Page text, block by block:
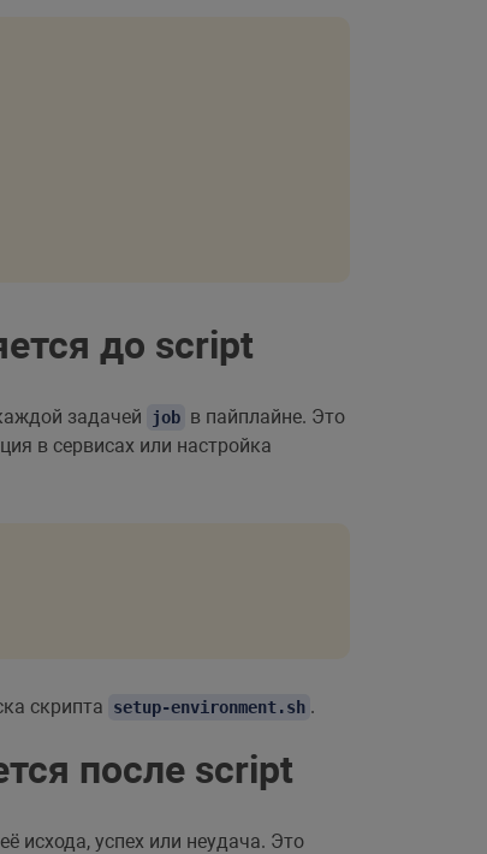
до script
задачей job в пайплайне. Это
в сервисах или настройка
скрипта setup-environment.sh .
после script
исхода, успех или неудача. Это